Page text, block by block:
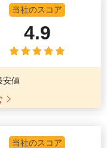
当社のスコア
4.9
安値
当社のスコア